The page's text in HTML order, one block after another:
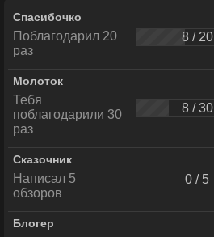
Спасибочко
Поблагодарил 20
раз
8 / 20
Молоток
Тебя
поблагодарили 30
раз
8 / 30
Сказочник
Написал 5
обзоров
0 / 5
Блогер